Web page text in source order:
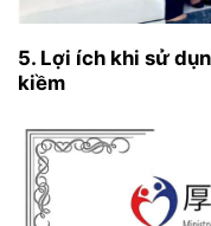
5. Lợi ích khi sử
kiềm